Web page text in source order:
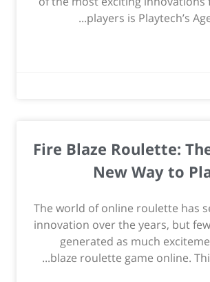
players is Playtech’s
Fire Blaze Roulette:
New Way to
The world of online roulette has
innovation over the years, but
generated as much
blaze roulette game online.